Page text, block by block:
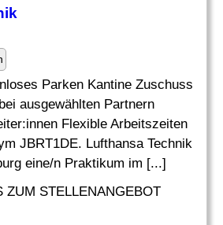
Parken Kantine Zuschuss
ausgewählten Partnern
Flexible Arbeitszeiten
JBRT1DE. Lufthansa Technik
eine/n Praktikum im [...]
ZUM STELLENANGEBOT